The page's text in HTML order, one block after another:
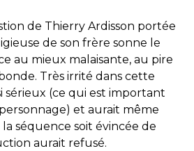
de Thierry Ardisson portée
de son frère sonne le
au mieux malaisante, au pire
Très irrité dans cette
sérieux (ce qui est important
et aurait même
séquence soit évincée de
aurait refusé.